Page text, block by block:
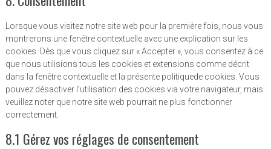
Lorsque vous visitez notre site web pour la première fois, nous vous
montrerons une fenêtre contextuelle avec une explication sur les
cookies. Dès que vous cliquez sur « Accepter », vous consentez à ce
que nous utilisions tous les cookies et extensions comme décrit
dans la fenêtre contextuelle et la présente politiquede cookies. Vous
pouvez désactiver l’utilisation des cookies via votre navigateur, mais
veuillez noter que notre site web pourrait ne plus fonctionner
correctement.
8.1 Gérez vos réglages de consentement